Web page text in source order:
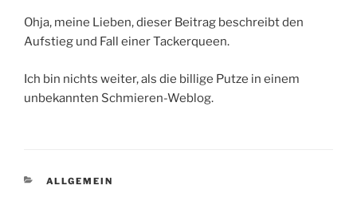
Ohja, meine Lieben, dieser Beitrag beschreibt den
Aufstieg und Fall einer Tackerqueen.
Ich bin nichts weiter, als die billige Putze in einem
unbekannten Schmieren-Weblog.
KATEGORIEN
ALLGEMEIN